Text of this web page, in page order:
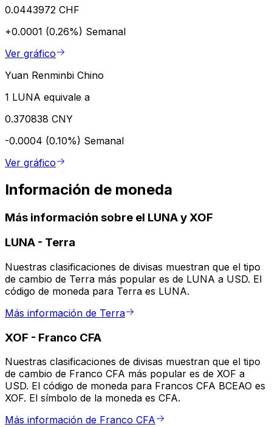
0.0443972 CHF
+0.0001 (0.26%) Semanal
Ver gráfico
Yuan Renminbi Chino
1 LUNA equivale a
0.370838 CNY
-0.0004 (0.10%) Semanal
Ver gráfico
Información de moneda
Más información sobre el LUNA y XOF
LUNA - Terra
Nuestras clasificaciones de divisas muestran que el tipo
de cambio de Terra más popular es de LUNA a USD. El
código de moneda para Terra es LUNA.
Más información de Terra
XOF - Franco CFA
Nuestras clasificaciones de divisas muestran que el tipo
de cambio de Franco CFA más popular es de XOF a
USD. El código de moneda para Francos CFA BCEAO es
XOF. El símbolo de la moneda es CFA.
Más información de Franco CFA